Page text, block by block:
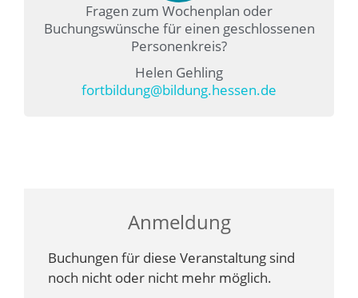
Fragen zum Wochenplan oder
Buchungswünsche für einen geschlossenen
Personenkreis?
Helen Gehling
fortbildung@bildung.hessen.de
Anmeldung
Buchungen für diese Veranstaltung sind
noch nicht oder nicht mehr möglich.